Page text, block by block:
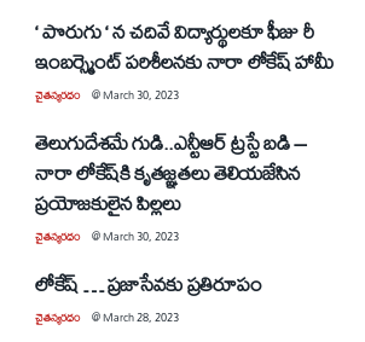
‘ పొరుగు ‘ న చదివే విద్యార్థులకూ ఫీజు రీ
ఇంబర్స్మెంట్ పరిశీలనకు నారా లోకేష్ హామీ
చైతన్యరధం @March 30, 2023
తెలుగుదేశ‌మే గుడి..ఎన్టీఆర్ ట్ర‌స్టే బ‌డి –
నారా లోకేష్‌కి కృత‌జ్ఞ‌త‌లు తెలియ‌జేసిన‌
ప్ర‌యోజ‌కులైన పిల్ల‌లు
చైతన్యరధం @March 30, 2023
లోకేష్ … ప్రజాసేవకు ప్రతిరూపం
చైతన్యరధం @March 28, 2023